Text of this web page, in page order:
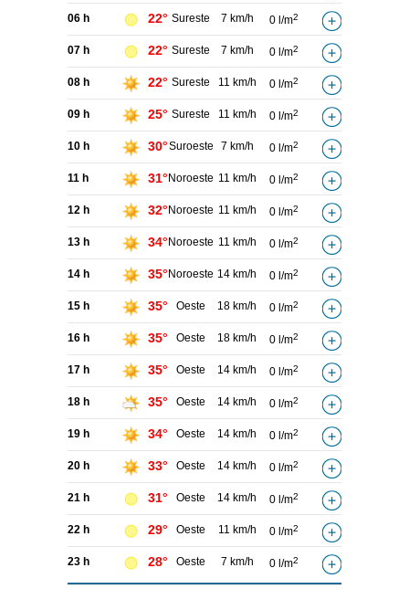
06 h 22° Sureste 7 km/h 0 l/m2
07 h 22° Sureste 7 km/h 0 l/m2
08 h 22° Sureste 11 km/h 0 l/m2
09 h 25° Sureste 11 km/h 0 l/m2
10 h 30°Suroeste 7 km/h 0 l/m2
11 h 31° Noroeste 11 km/h 0 l/m2
12 h 32° Noroeste 11 km/h 0 l/m2
13 h 34° Noroeste 11 km/h 0 l/m2
14 h 35° Noroeste 14 km/h 0 l/m2
15 h 35° Oeste 18 km/h 0 l/m2
16 h 35° Oeste 18 km/h 0 l/m2
17 h 35° Oeste 14 km/h 0 l/m2
18 h 35° Oeste 14 km/h 0 l/m2
19 h 34° Oeste 14 km/h 0 l/m2
20 h 33° Oeste 14 km/h 0 l/m2
21 h 31° Oeste 14 km/h 0 l/m2
22 h 29° Oeste 11 km/h 0 l/m2
23 h 28° Oeste 7 km/h 0 l/m2